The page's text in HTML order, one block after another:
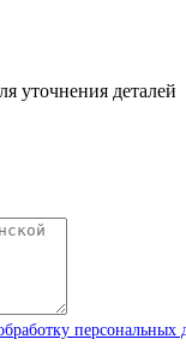
уточнения деталей
персональных